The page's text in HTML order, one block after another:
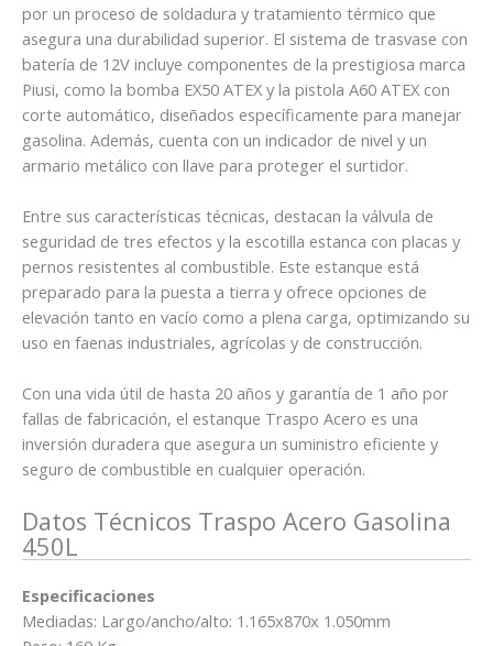
por un proceso de soldadura y tratamiento térmico que
asegura una durabilidad superior. El sistema de trasvase con
batería de 12V incluye componentes de la prestigiosa marca
Piusi, como la bomba EX50 ATEX y la pistola A60 ATEX con
corte automático, diseñados específicamente para manejar
gasolina. Además, cuenta con un indicador de nivel y un
armario metálico con llave para proteger el surtidor.
Entre sus características técnicas, destacan la válvula de
seguridad de tres efectos y la escotilla estanca con placas y
pernos resistentes al combustible. Este estanque está
preparado para la puesta a tierra y ofrece opciones de
elevación tanto en vacío como a plena carga, optimizando su
uso en faenas industriales, agrícolas y de construcción.
Con una vida útil de hasta 20 años y garantía de 1 año por
fallas de fabricación, el estanque Traspo Acero es una
inversión duradera que asegura un suministro eficiente y
seguro de combustible en cualquier operación.
Datos Técnicos Traspo Acero Gasolina
450L
Especificaciones
Mediadas: Largo/ancho/alto: 1.165x870x 1.050mm